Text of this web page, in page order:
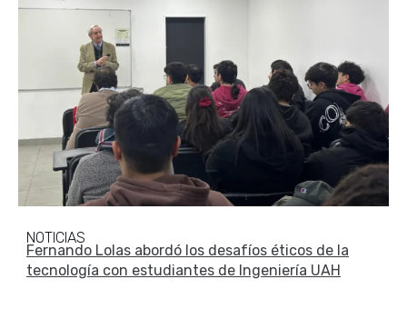
NOTICIAS
Fernando Lolas abordó los desafíos éticos de la
tecnología con estudiantes de Ingeniería UAH